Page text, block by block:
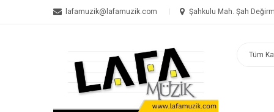
lafamuzik@lafamuzik.com Şahkulu Mah. Şah